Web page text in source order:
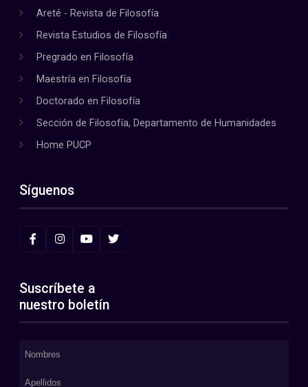
Areté - Revista de Filosofía
Revista Estudios de Filosofía
Pregrado en Filosofía
Maestría en Filosofía
Doctorado en Filosofía
Sección de Filosofía, Departamento de Humanidades
Home PUCP
Síguenos
Suscríbete a
nuestro boletín